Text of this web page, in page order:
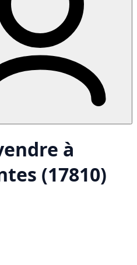
à
(17810)